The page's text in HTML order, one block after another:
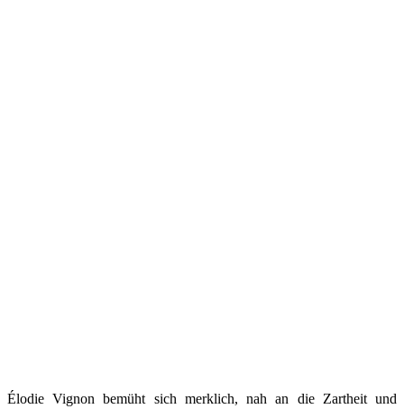
Élodie Vignon bemüht sich merklich, nah an die Zartheit und